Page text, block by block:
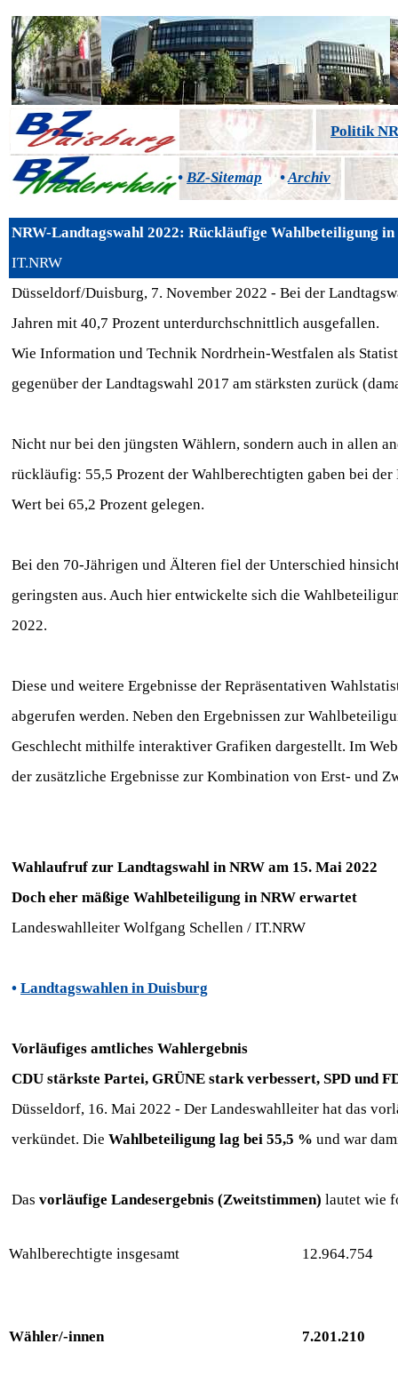
Politik
• BZ-Sitemap •Archiv
NRW-Landtagswahl 2022: Rückläufige Wahlbeteiligung
IT.NRW
Düsseldorf/Duisburg, 7. November 2022 - Bei der
Jahren mit 40,7 Prozent unterdurchschnittlich ausgefallen.
Wie Information und Technik Nordrhein-Westfalen als
gegenüber der Landtagswahl 2017 am stärksten zurück
Nicht nur bei den jüngsten Wählern, sondern auch in allen
rückläufig: 55,5 Prozent der Wahlberechtigten gaben bei der
Wert bei 65,2 Prozent gelegen.
Bei den 70-Jährigen und Älteren fiel der Unterschied
geringsten aus. Auch hier entwickelte sich die
2022.
Diese und weitere Ergebnisse der Repräsentativen
abgerufen werden. Neben den Ergebnissen zur
Geschlecht mithilfe interaktiver Grafiken dargestellt. Im
der zusätzliche Ergebnisse zur Kombination von Erst- und
Wahlaufruf zur Landtagswahl in NRW am 15. Mai 2022
Doch eher mäßige Wahlbeteiligung in NRW erwartet
Landeswahlleiter Wolfgang Schellen / IT.NRW
• Landtagswahlen in Duisburg
Vorläufiges amtliches Wahlergebnis
CDU stärkste Partei, GRÜNE stark verbessert, SPD und
Düsseldorf, 16. Mai 2022 - Der Landeswahlleiter hat das
verkündet. Die Wahlbeteiligung lag bei 55,5 % und war
Das vorläufige Landesergebnis (Zweitstimmen) lautet wie
Wahlberechtigte insgesamt 12.964.754
Wähler/-innen 7.201.210